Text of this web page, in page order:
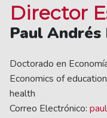
Director
Paul Andrés
Doctorado en
Economics of
health
Correo Electrónico: